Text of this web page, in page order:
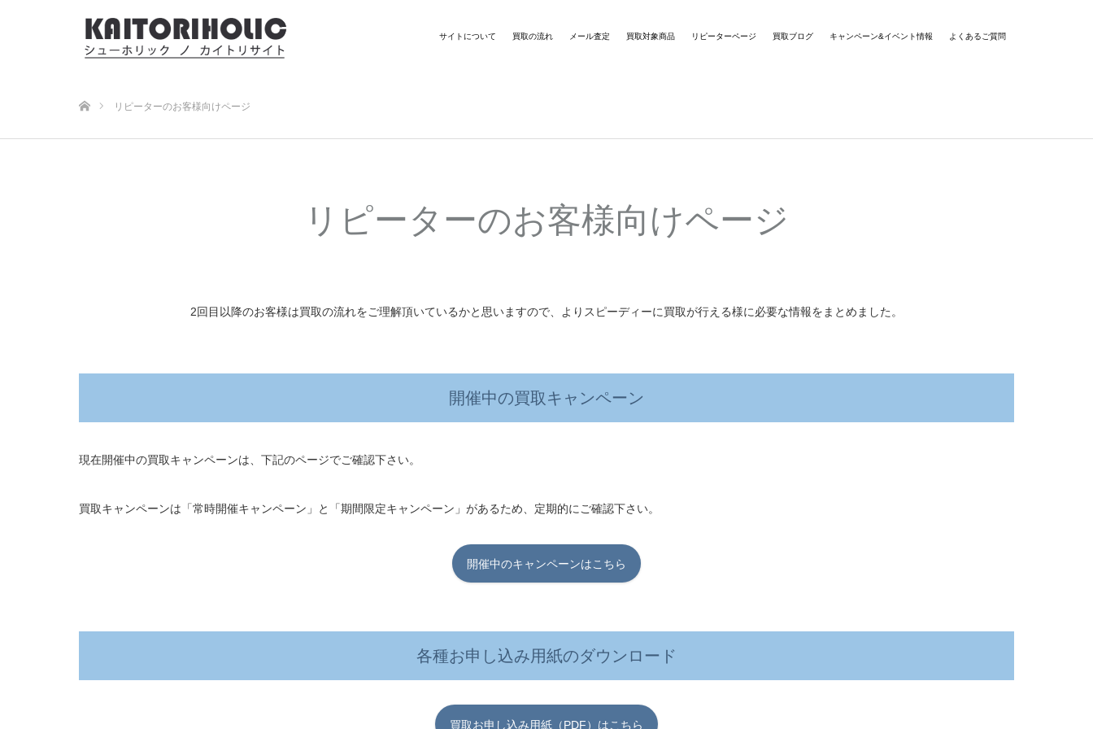
サイトについて 買取の流れ メール査定 買取対象商品 リピーターページ 買取ブログ キャンペーン&イベント情報 よくあるご質問
リピーターのお客様向けページ
リピーターのお客様向けページ
2回目以降のお客様は買取の流れをご理解頂いているかと思いますので、よりスピーディーに買取が行える様に必要な情報をまとめました。
開催中の買取キャンペーン
現在開催中の買取キャンペーンは、下記のページでご確認下さい。
買取キャンペーンは「常時開催キャンペーン」と「期間限定キャンペーン」があるため、定期的にご確認下さい。
開催中のキャンペーンはこちら
各種お申し込み用紙のダウンロード
買取お申し込み用紙（PDF）はこちら